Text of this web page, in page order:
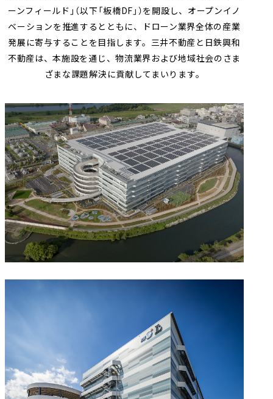
ーンフィールド」（以下「板橋 DF 」）を開設し、オープンイノ
ベーションを推進するとともに、ドローン業界全体の産業
発展に寄与することを目指します。三井不動産と日鉄興和
不動産は、本施設を通じ、物流業界および地域社会のさま
ざまな課題解決に貢献してまいります。